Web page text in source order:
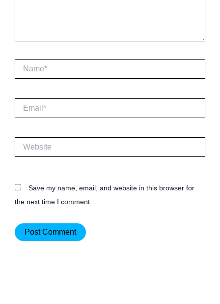
Website
Save my name, email, and website in this browser for
the next time I comment.